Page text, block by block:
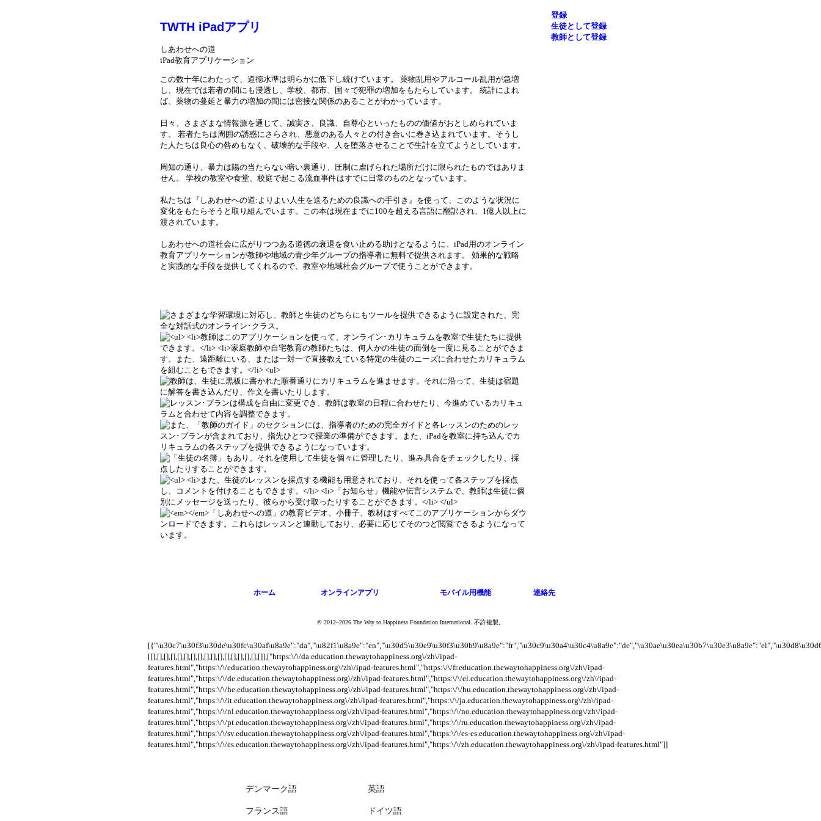
TWTH iPadアプリ
しあわせへの道
iPad教育アプリケーション
この数十年にわたって、道徳水準は明らかに低下し続けています。 薬物乱用やアルコール乱用が急増
し、現在では若者の間にも浸透し、学校、都市、国々で犯罪の増加をもたらしています。 統計によれ
ば、薬物の蔓延と暴力の増加の間には密接な関係のあることがわかっています。
日々、さまざまな情報源を通じて、誠実さ、良識、自尊心といったものの価値がおとしめられていま
す。 若者たちは周囲の誘惑にさらされ、悪意のある人々との付き合いに巻き込まれています。そうし
た人たちは良心の咎めもなく、破壊的な手段や、人を堕落させることで生計を立てようとしています。
周知の通り、暴力は陽の当たらない暗い裏通り、圧制に虐げられた場所だけに限られたものではありま
せん。 学校の教室や食堂、校庭で起こる流血事件はすでに日常のものとなっています。
私たちは『しあわせへの道:よりよい人生を送るための良識への手引き』を使って、このような状況に
変化をもたらそうと取り組んでいます。この本は現在までに100を超える言語に翻訳され、1億人以上に
渡されています。
しあわせへの道社会に広がりつつある道徳の衰退を食い止める助けとなるように、iPad用のオンライン
教育アプリケーションが教師や地域の青少年グループの指導者に無料で提供されます。 効果的な戦略
と実践的な手段を提供してくれるので、教室や地域社会グループで使うことができます。
登録
生徒として登録
教師として登録
ホーム オンラインアプリ モバイル用機能 連絡先
© 2012–2026 The Way to Happiness Foundation International. 不許複製。
[[],[],[],[],[],[],[],[],[],[],[],[],[],[],[],[],[]],["https:\/\/da.education.thewaytohappiness.org\/zh\/ipad-
features.html","https:\/\/education.thewaytohappiness.org\/zh\/ipad-features.html","https:\/\/fr.education.thewaytohappiness.org\/zh\/ipad-
features.html","https:\/\/de.education.thewaytohappiness.org\/zh\/ipad-features.html","https:\/\/el.education.thewaytohappiness.org\/zh\/ipad-
features.html","https:\/\/he.education.thewaytohappiness.org\/zh\/ipad-features.html","https:\/\/hu.education.thewaytohappiness.org\/zh\/ipad-
features.html","https:\/\/it.education.thewaytohappiness.org\/zh\/ipad-features.html","https:\/\/ja.education.thewaytohappiness.org\/zh\/ipad-
features.html","https:\/\/nl.education.thewaytohappiness.org\/zh\/ipad-features.html","https:\/\/no.education.thewaytohappiness.org\/zh\/ipad-
features.html","https:\/\/pt.education.thewaytohappiness.org\/zh\/ipad-features.html","https:\/\/ru.education.thewaytohappiness.org\/zh\/ipad-
features.html","https:\/\/sv.education.thewaytohappiness.org\/zh\/ipad-features.html","https:\/\/es-es.education.thewaytohappiness.org\/zh\/ipad-
features.html","https:\/\/es.education.thewaytohappiness.org\/zh\/ipad-features.html","https:\/\/zh.education.thewaytohappiness.org\/zh\/ipad-features.html"]]
デンマーク語 英語
フランス語 ドイツ語